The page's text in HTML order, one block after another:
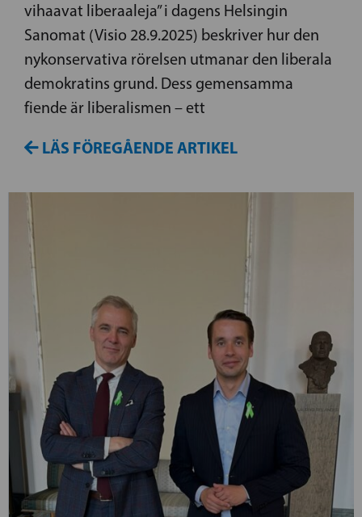
vihaavat liberaaleja” i dagens Helsingin
Sanomat (Visio 28.9.2025) beskriver hur den
nykonservativa rörelsen utmanar den liberala
demokratins grund. Dess gemensamma
fiende är liberalismen – ett
LÄS FÖREGÅENDE ARTIKEL